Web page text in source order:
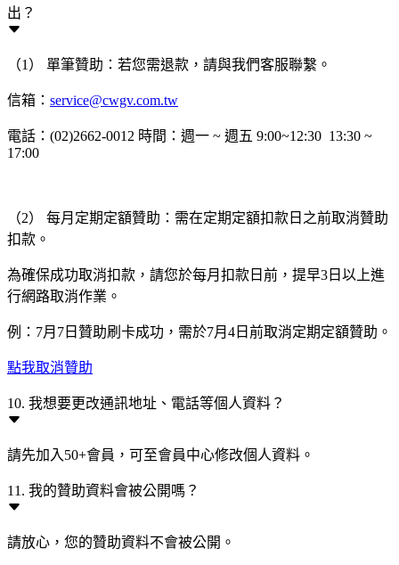
出？
（1） 單筆贊助：若您需退款，請與我們客服聯繫。
信箱： service@cwgv.com.tw
電話：(02)2662-0012 時間：週一 ~ 週五 9:00~12:30 13:30 ~
17:00
（2） 每月定期定額贊助：需在定期定額扣款日之前取消贊助
扣款。
為確保成功取消扣款，請您於每月扣款日前，提早3日以上進
行網路取消作業。
例：7月7日贊助刷卡成功，需於7月4日前取消定期定額贊助。
點我取消贊助
10. 我想要更改通訊地址、電話等個人資料？
請先加入50+會員，可至會員中心修改個人資料。
11. 我的贊助資料會被公開嗎？
請放心，您的贊助資料不會被公開。